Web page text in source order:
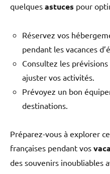
quelques astuces pour
Réservez vos
pendant les vacances
Consultez les
ajuster vos activités.
Prévoyez un bon
destinations.
Préparez-vous à explorer
françaises pendant vos
des souvenirs inoubliables